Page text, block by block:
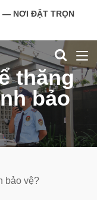
— NƠI ĐẶT TRỌN
thăng
bảo
bảo vệ?